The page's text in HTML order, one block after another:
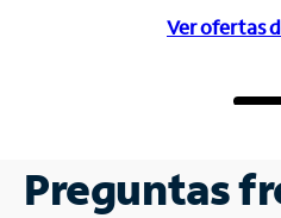
Ver ofertas
Preguntas